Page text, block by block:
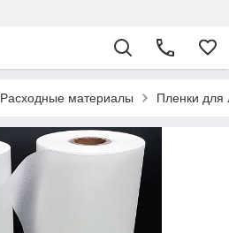
Расходные материалы Пленки для